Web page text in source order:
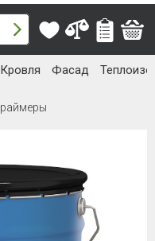
Кровля Фасад